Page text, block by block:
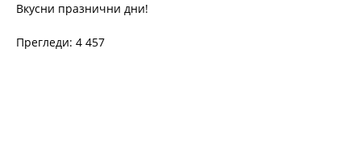
Вкусни празнични дни!
Прегледи: 4 457